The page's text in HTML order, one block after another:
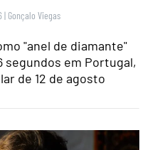
| Gonçalo Viegas
"anel de diamante"
segundos em Portugal,
de 12 de agosto